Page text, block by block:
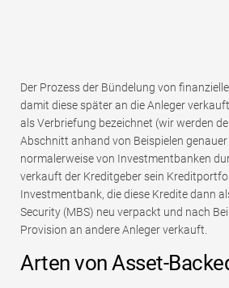
Der Prozess der Bündelung von
damit diese später an die Anleger
als Verbriefung bezeichnet (wir werden
Abschnitt anhand von Beispielen
normalerweise von Investmentbanken
verkauft der Kreditgeber sein
Investmentbank, die diese Kredite dann
Security (MBS) neu verpackt und nach
Provision an andere Anleger verkauft.
Arten von Asset-